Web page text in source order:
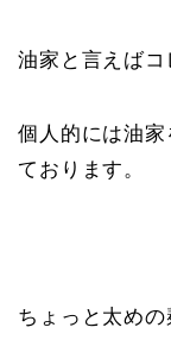
油家と言えばコ
個人的には油
ております。
ちょっと太め